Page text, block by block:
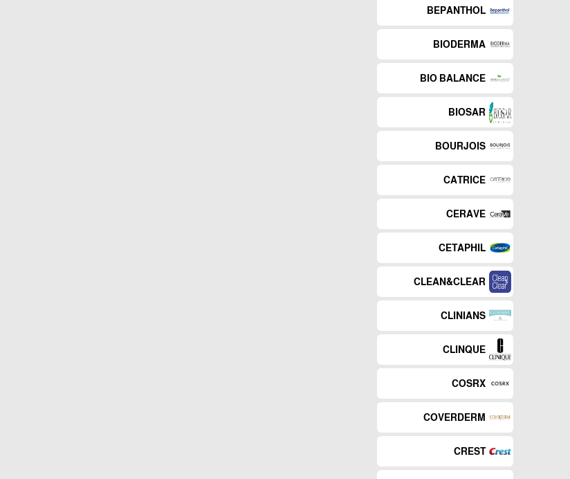
BEPANTHOL
BIODERMA
BIO BALANCE
BIOSAR
BOURJOIS
CATRICE
CERAVE
CETAPHIL
CLEAN&CLEAR
CLINIANS
CLINQUE
COSRX
COVERDERM
CREST